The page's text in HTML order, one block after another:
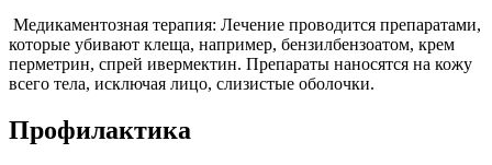
Медикаментозная терапия: Лечение проводится препаратами,
которые убивают клеща, например, бензилбензоатом, крем
перметрин, спрей ивермектин. Препараты наносятся на кожу
всего тела, исключая лицо, слизистые оболочки.
Профилактика